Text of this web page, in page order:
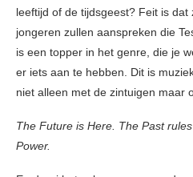
leeftijd of de tijdsgeest? Feit is
jongeren zullen aanspreken die
is een topper in het genre, die je
er iets aan te hebben. Dit is
niet alleen met de zintuigen maar
The Future is Here. The Past
Power.